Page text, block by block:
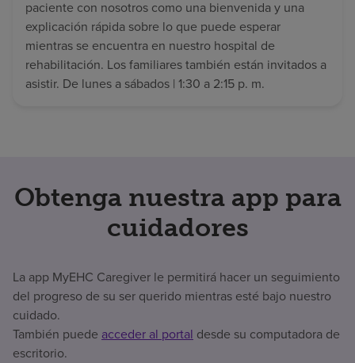
paciente con nosotros como una bienvenida y una
explicación rápida sobre lo que puede esperar
mientras se encuentra en nuestro hospital de
rehabilitación. Los familiares también están invitados a
asistir. De lunes a sábados | 1:30 a 2:15 p. m.
Obtenga nuestra app para
cuidadores
La app MyEHC Caregiver le permitirá hacer un seguimiento
del progreso de su ser querido mientras esté bajo nuestro
cuidado.
También puede acceder al portal desde su computadora de
escritorio.